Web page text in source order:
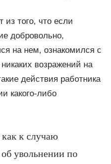
из того, что если
добровольно,
на нем, ознакомился с
возражений на
действия работника
какого-либо
к случаю
увольнении по